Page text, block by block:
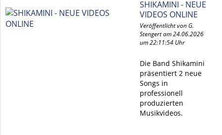
SHIKAMINI - NEUE
VIDEOS ONLINE
Veröffentlicht von G.
Stengert am 24.06.2026
um 22:11:54 Uhr
Die Band Shikamini
präsentiert 2 neue
Songs in
professionell
produzierten
Musikvideos.